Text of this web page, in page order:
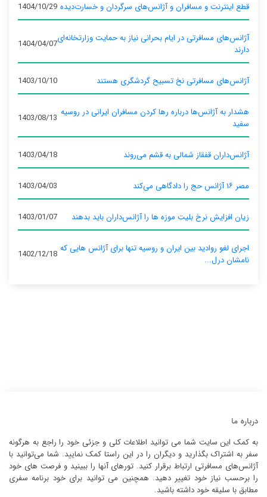
قطع اینترنت و مسافران و آژانس‌های سرگردان و خسارت‌دیده 1404/10/29
آژانس‌های مسافرتی در ایام بحرانی نیاز به حمایت وزارتخانه‌ای
دارند
1404/04/07
آژانس‌های مسافرتی نخ تسبیح گردشگری هستند 1403/10/10
هشدار به آژانس‌ها درباره رها کردن مسافران ایرانی در روسیه
سفید
1403/08/13
آژانس‌داران قفقاز شمالی به قشم می‌روند 1403/04/18
مصر ۱۶ آژانس حج را دادگاهی می‌کند 1403/04/03
زیان افزایش نرخ بلیت موزه ها را آژانس‌داران باید بدهند 1403/01/07
اجرای لغو روادید بین ایران و روسیه تنها برای آژانس‌ هایی که
نامشان درل...
1402/12/18
درباره ما
به کمک این سایت شما می توانید اطلاعات کلی و جزئی خود را راجع به هرگونه
سفر به اشتراک بگذارید و دیگران را در این راستا کمک نمایید. شما می‌توانید با
آژانس‌های مسافرتی ارتباط برقرار کنید. تورهای آنها را ببینید و فرصت های خود
را برحسب نیاز خود تغییر دهید. همچنین می توانید برای خود برنامه سفری
مطابق با سلیقه خود داشته باشید.